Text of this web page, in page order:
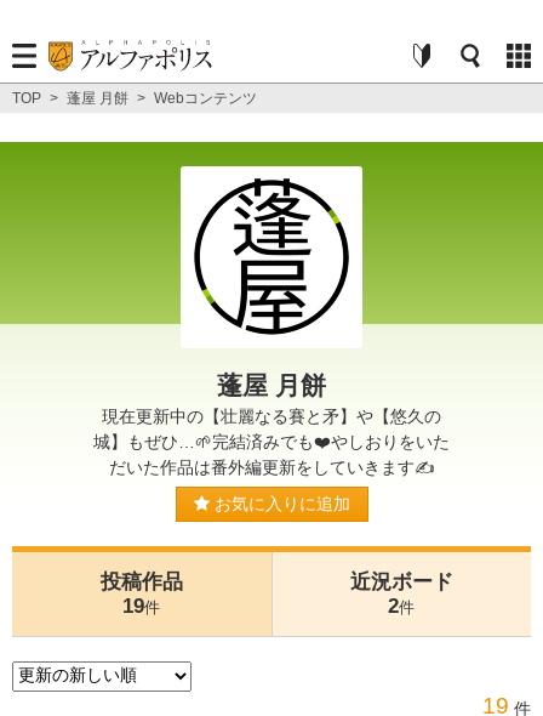
TOP > 蓬屋 月餅 > Webコンテンツ
蓬屋 月餅
現在更新中の【壮麗なる賽と矛】や【悠久の
城】もぜひ…🌱完結済みでも❤️やしおりをいた
だいた作品は番外編更新をしていきます✍️
お気に入りに追加
投稿作品
19件
近況ボード
2件
19 件